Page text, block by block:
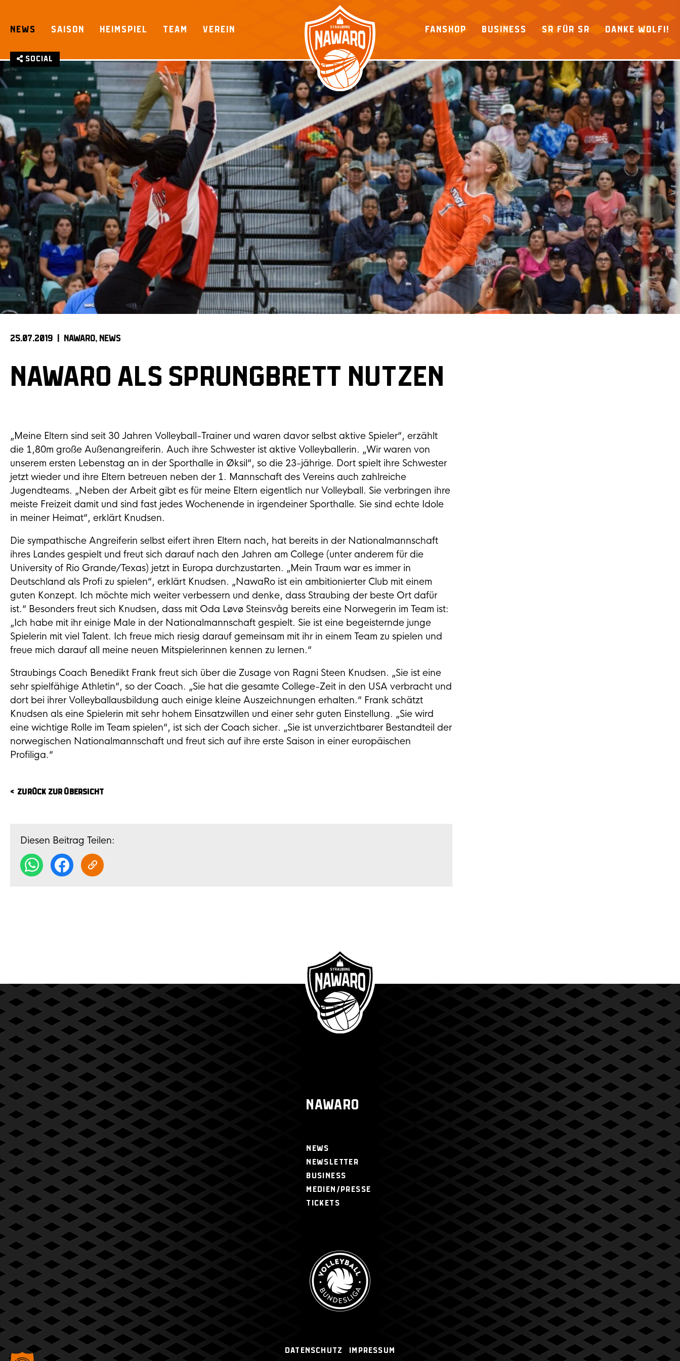
content
Social
NEWS SAISON HEIMSPIEL TEAM VEREIN FANSHOP BUSINESS SR FÜR SR DANKE WOLFI!
25.07.2019 | NAWARO NEWS
NAWARO ALS SPRUNGBRETT NUTZEN
„Meine Eltern sind seit 30 Jahren Volleyball-Trainer und waren davor selbst aktive Spieler“, erzählt
die 1,80m große Außenangreiferin. Auch ihre Schwester ist aktive Volleyballerin. „Wir waren von
unserem ersten Lebenstag an in der Sporthalle in Øksil“, so die 23-jährige. Dort spielt ihre Schwester
jetzt wieder und ihre Eltern betreuen neben der 1. Mannschaft des Vereins auch zahlreiche
Jugendteams. „Neben der Arbeit gibt es für meine Eltern eigentlich nur Volleyball. Sie verbringen ihre
meiste Freizeit damit und sind fast jedes Wochenende in irgendeiner Sporthalle. Sie sind echte Idole
in meiner Heimat“, erklärt Knudsen.
Die sympathische Angreiferin selbst eifert ihren Eltern nach, hat bereits in der Nationalmannschaft
ihres Landes gespielt und freut sich darauf nach den Jahren am College (unter anderem für die
University of Rio Grande/Texas) jetzt in Europa durchzustarten. „Mein Traum war es immer in
Deutschland als Profi zu spielen“, erklärt Knudsen. „NawaRo ist ein ambitionierter Club mit einem
guten Konzept. Ich möchte mich weiter verbessern und denke, dass Straubing der beste Ort dafür
ist.“ Besonders freut sich Knudsen, dass mit Oda Løvø Steinsvåg bereits eine Norwegerin im Team ist:
„Ich habe mit ihr einige Male in der Nationalmannschaft gespielt. Sie ist eine begeisternde junge
Spielerin mit viel Talent. Ich freue mich riesig darauf gemeinsam mit ihr in einem Team zu spielen und
freue mich darauf all meine neuen Mitspielerinnen kennen zu lernen.“
Straubings Coach Benedikt Frank freut sich über die Zusage von Ragni Steen Knudsen. „Sie ist eine
sehr spielfähige Athletin“, so der Coach. „Sie hat die gesamte College-Zeit in den USA verbracht und
dort bei ihrer Volleyballausbildung auch einige kleine Auszeichnungen erhalten.“ Frank schätzt
Knudsen als eine Spielerin mit sehr hohem Einsatzwillen und einer sehr guten Einstellung. „Sie wird
eine wichtige Rolle im Team spielen“, ist sich der Coach sicher. „Sie ist unverzichtbarer Bestandteil der
norwegischen Nationalmannschaft und freut sich auf ihre erste Saison in einer europäischen
Profiliga.“
ZURÜCK ZUR ÜBERSICHT
Diesen Beitrag Teilen:
NAWARO
NEWS
NEWSLETTER
BUSINESS
MEDIEN/PRESSE
TICKETS
Datenschutz Impressum